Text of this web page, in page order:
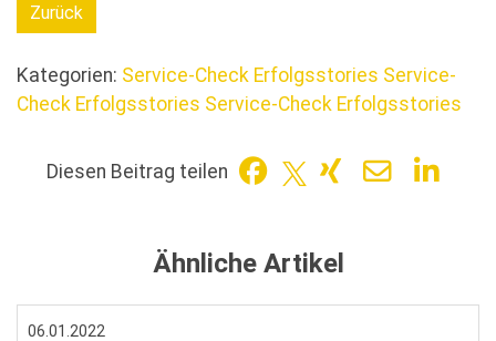
Zurück
Kategorien: Service-Check Erfolgsstories Service-
Check Erfolgsstories Service-Check Erfolgsstories
Diesen Beitrag teilen
Ähnliche Artikel
06.01.2022